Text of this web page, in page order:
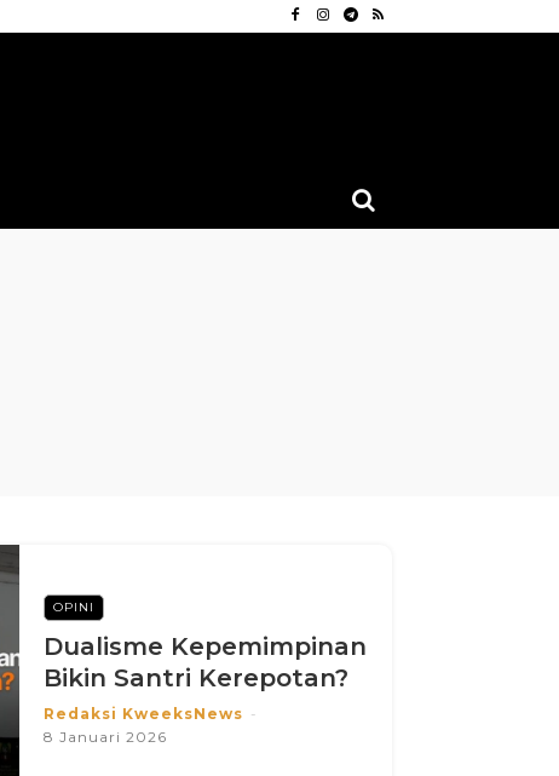
OPINI
Dualisme Kepemimpinan
Bikin Santri Kerepotan?
Redaksi KweeksNews -
8 Januari 2026